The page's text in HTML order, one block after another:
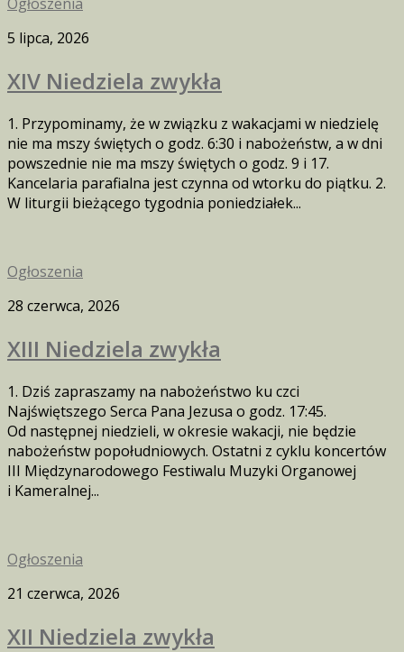
5 lipca, 2026
XIV Niedziela zwykła
1. Przypominamy, że w związku z wakacjami w niedzielę
nie ma mszy świętych o godz. 6:30 i nabożeństw, a w dni
powszednie nie ma mszy świętych o godz. 9 i 17.
Kancelaria parafialna jest czynna od wtorku do piątku. 2.
W liturgii bieżącego tygodnia poniedziałek...
Ogłoszenia
28 czerwca, 2026
XIII Niedziela zwykła
1. Dziś zapraszamy na nabożeństwo ku czci
Najświętszego Serca Pana Jezusa o godz. 17:45.
Od następnej niedzieli, w okresie wakacji, nie będzie
nabożeństw popołudniowych. Ostatni z cyklu koncertów
III Międzynarodowego Festiwalu Muzyki Organowej
i Kameralnej...
Ogłoszenia
21 czerwca, 2026
XII Niedziela zwykła